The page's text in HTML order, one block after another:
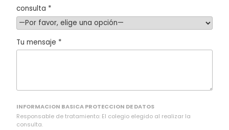
consulta *
Tu mensaje *
INFORMACION BASICA PROTECCION DE DATOS
Responsable de tratamiento: El colegio elegido al realizar la
consulta.